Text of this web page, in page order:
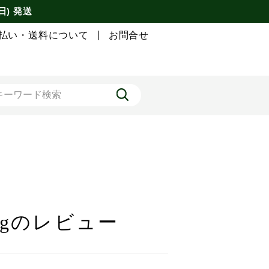
) 発送
い・送料について お問合せ
のレビュー